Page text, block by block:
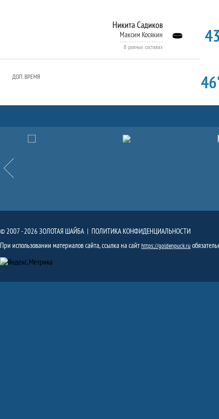
Никита Садиков
Максим Косякин
В равных составах
ДОП. ВРЕМЯ
Назад
Партнёры
© 2007 - 2026 ЗОЛОТАЯ ШАЙБА | ПОЛИТИКА КОНФИДЕНЦИАЛЬНОСТИ
При использовании материалов сайта, ссылка на сайтhttps://goldenpuck.ru